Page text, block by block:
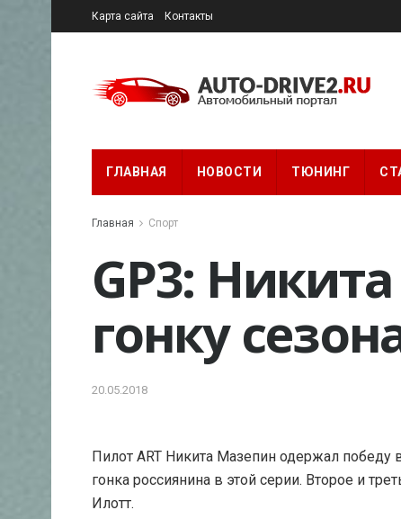
Карта сайта Контакты
ГЛАВНАЯ НОВОСТИ ТЮНИНГ
Главная Спорт
GP3:
гонку
20.05.2018
Пилот ART Никита Мазепин одержал победу
гонка россиянина в этой серии. Второе и
Илотт.